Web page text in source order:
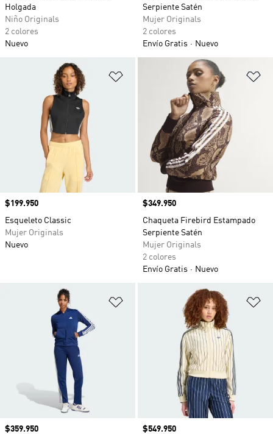
Holgada
Niño Originals
2 colores
Nuevo
Serpiente Satén
Mujer Originals
2 colores
Envío Gratis
Nuevo
Añadir a la lista de deseos
Precio
$199.950
Esqueleto Classic
Mujer Originals
Nuevo
Precio
$349.950
Chaqueta Firebird Estampado
Serpiente Satén
Mujer Originals
2 colores
Envío Gratis
Nuevo
Añadir a la lista de deseos
Precio
$359.950
Precio
$549.950